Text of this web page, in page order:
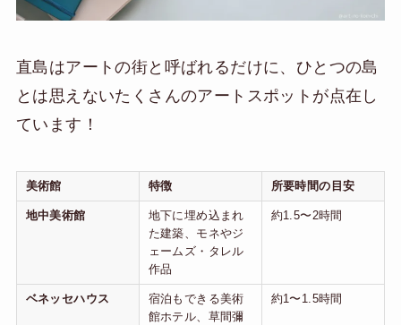
直島はアートの街と呼ばれるだけに、ひとつの島
とは思えないたくさんのアートスポットが点在し
ています！
美術館 特徴 所要時間の目安
地中美術館
地下に埋め込まれ
た建築、モネやジ
ェームズ・タレル
作品
約1.5〜2時間
ベネッセハウス
宿泊もできる美術
館ホテル、草間彌
約1〜1.5時間